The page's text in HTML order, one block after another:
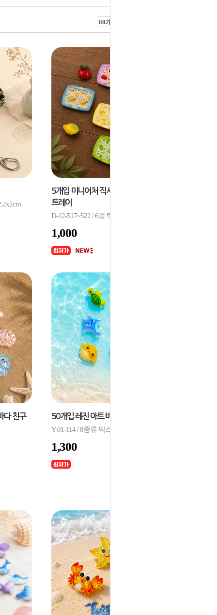
5개입 미니어처 직사각 장식 레터링 과일
트레이
D-12-517~522 / 6종 택1 / 32x26x7mm
1,000
다 친구 50개입 레진 아트 바다 동물 파츠
Y-01-114 / 8종류 믹스 / 7x9mm
1,300